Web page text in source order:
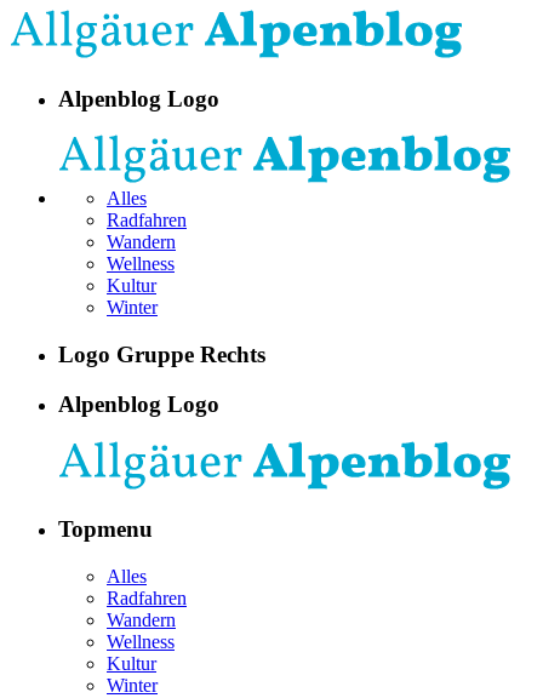
Alpenblog Logo
Alles
Radfahren
Wandern
Wellness
Kultur
Winter
Logo Gruppe Rechts
Alpenblog Logo
Topmenu
Alles
Radfahren
Wandern
Wellness
Kultur
Winter